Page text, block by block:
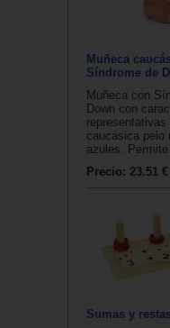
Muñeca
Síndrome de
Muñeca con
Down con
caucásica pelo
azules.
Precio: 23.51 €
Sumas y